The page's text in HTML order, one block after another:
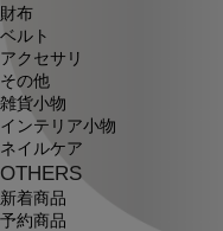
財布
ベルト
アクセサリ
その他
雑貨小物
インテリア小物
ネイルケア
OTHERS
新着商品
予約商品